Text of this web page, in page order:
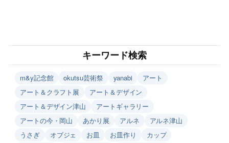
キーワード検索
m&y記念館 okutsu芸術祭 yanabi
アート
アート＆クラフト展
アート＆デザイン
アート＆デザイン津山
アートギャラリー
アートの今・岡山
あかり展 アルネ
アルネ津山
うさぎ
オブジェ お皿 お皿作り
カップ